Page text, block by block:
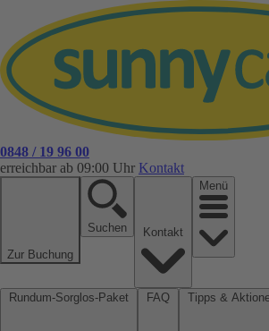
0848 / 19 96 00
erreichbar ab 09:00 Uhr Kontakt
Zur Buchung
Suchen
Menü